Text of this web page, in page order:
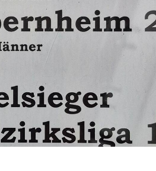
Mitglieder-Service
Alles zur Mitgliedschaft
Downloads
Termine